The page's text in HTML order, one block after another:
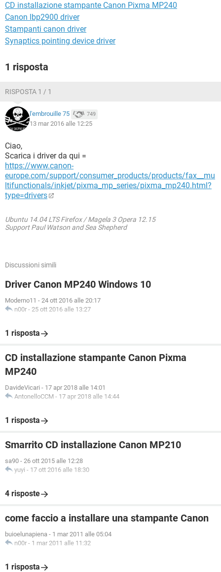
CD installazione stampante Canon Pixma MP240
Canon lbp2900 driver
Stampanti canon driver
Synaptics pointing device driver
1 risposta
RISPOSTA 1 / 1
l'embrouille 75 749
13 mar 2016 alle 12:25
Ciao,
Scarica i driver da qui =
https://www.canon-
europe.com/support/consumer_products/products/fax__mu
ltifunctionals/inkjet/pixma_mp_series/pixma_mp240.html?
type=drivers
Ubuntu 14.04 LTS Firefox / Magela 3 Opera 12.15
Support Paul Watson and Sea Shepherd
Discussioni simili
Driver Canon MP240 Windows 10
Moderno11 - 24 ott 2016 alle 20:17
n00r - 25 ott 2016 alle 13:27
1 risposta
CD installazione stampante Canon Pixma
MP240
DavideVicari - 17 apr 2018 alle 14:01
AntonelloCCM - 17 apr 2018 alle 14:44
1 risposta
Smarrito CD installazione Canon MP210
sa90 - 26 ott 2015 alle 12:28
yuyi - 17 ott 2016 alle 18:30
4 risposte
come faccio a installare una stampante Canon
buioelunapiena - 1 mar 2011 alle 05:04
n00r - 1 mar 2011 alle 11:32
1 risposta